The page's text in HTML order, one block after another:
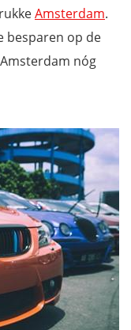
Amsterdam.
besparen op de
nóg